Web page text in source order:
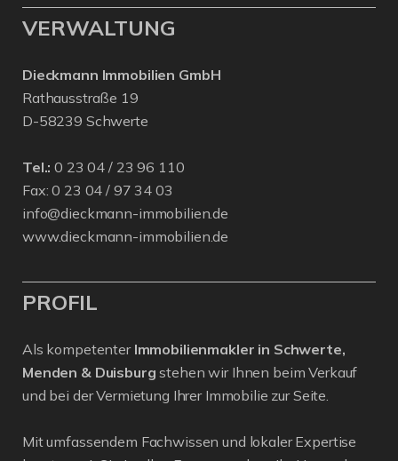
VERWALTUNG
Dieckmann Immobilien GmbH
Rathausstraße 19
D-58239 Schwerte
Tel.: 0 23 04 / 23 96 110
Fax: 0 23 04 / 97 34 03
info@dieckmann-immobilien.de
www.dieckmann-immobilien.de
PROFIL
Als kompetenter Immobilienmakler in Schwerte,
Menden & Duisburg stehen wir Ihnen beim Verkauf
und bei der Vermietung Ihrer Immobilie zur Seite.
Mit umfassendem Fachwissen und lokaler Expertise